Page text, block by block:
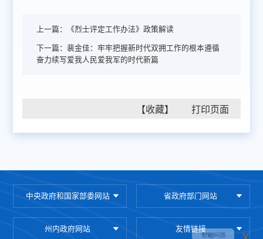
上一篇： 《烈士评定工作办法》政策解读
下一篇：裴金佳：牢牢把握新时代双拥工作的根本遵循
奋力续写爱我人民爱我军的时代新篇
【收藏】
中央政府和国家部委网站 省政府部门网站
州内政府网站 友情链接